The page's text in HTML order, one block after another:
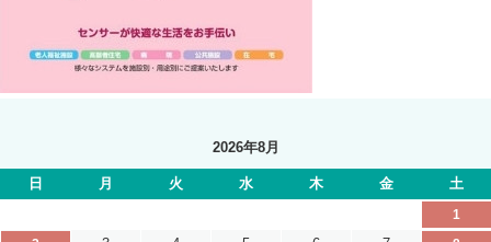
2026年8月
日 月 火 水 木 金 土
1